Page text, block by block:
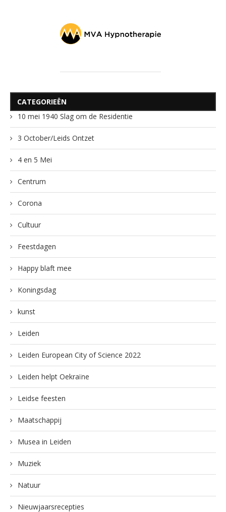
CATEGORIEËN
10 mei 1940 Slag om de Residentie
3 October/Leids Ontzet
4 en 5 Mei
Centrum
Corona
Cultuur
Feestdagen
Happy blaft mee
Koningsdag
kunst
Leiden
Leiden European City of Science 2022
Leiden helpt Oekraïne
Leidse feesten
Maatschappij
Musea in Leiden
Muziek
Natuur
Nieuwjaarsrecepties